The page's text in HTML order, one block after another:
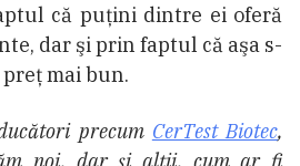
că puţini dintre ei oferă
dar şi prin faptul că aşa s-
mai bun.
precum CerTest Biotec,
noi, dar şi alţii, cum ar fi